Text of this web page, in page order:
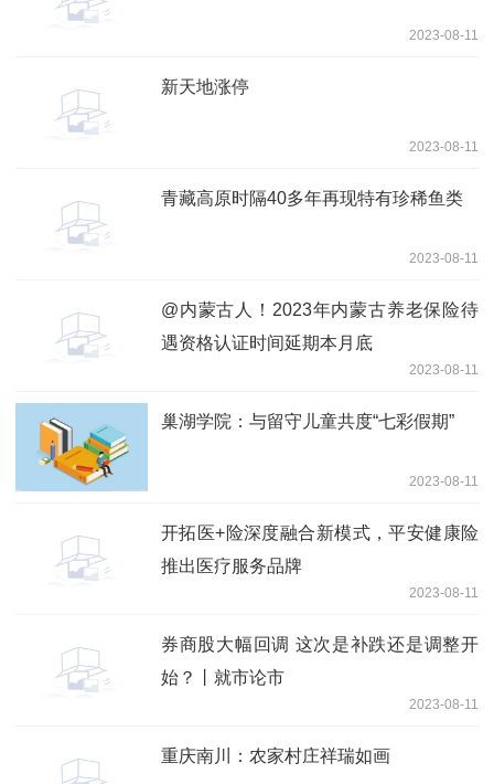
2023-08-11
新天地涨停
2023-08-11
青藏高原时隔40多年再现特有珍稀鱼类
2023-08-11
@内蒙古人！2023年内蒙古养老保险待
遇资格认证时间延期本月底
2023-08-11
巢湖学院：与留守儿童共度“七彩假期”
2023-08-11
开拓医+险深度融合新模式，平安健康险
推出医疗服务品牌
2023-08-11
券商股大幅回调 这次是补跌还是调整开
始？丨就市论市
2023-08-11
重庆南川：农家村庄祥瑞如画